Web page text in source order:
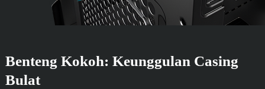
Benteng Kokoh: Keunggulan Casing
Bulat